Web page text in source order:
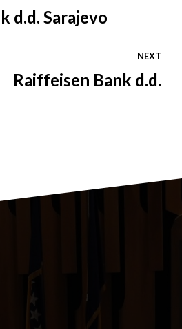
ProCredit Bank d.d. Sarajevo
NEXT
Raiffeisen Bank d.d.